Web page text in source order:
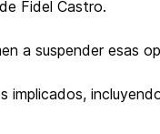
Fidel Castro.
a suspender esas